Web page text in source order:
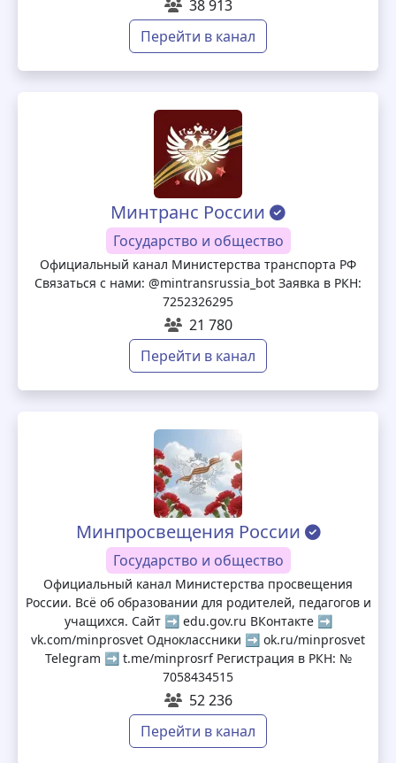
38 913
Перейти в канал
Минтранс России
Государство и общество
Официальный канал Министерства транспорта РФ
Связаться с нами: @mintransrussia_bot Заявка в РКН:
7252326295
21 780
Перейти в канал
Минпросвещения России
Государство и общество
Официальный канал Министерства просвещения
России. Всё об образовании для родителей, педагогов и
учащихся. Сайт ➡️ edu.gov.ru ВКонтакте ➡️
vk.com/minprosvet Одноклассники ➡️ ok.ru/minprosvet
Telegram ➡️ t.me/minprosrf Регистрация в РКН: №
7058434515
52 236
Перейти в канал